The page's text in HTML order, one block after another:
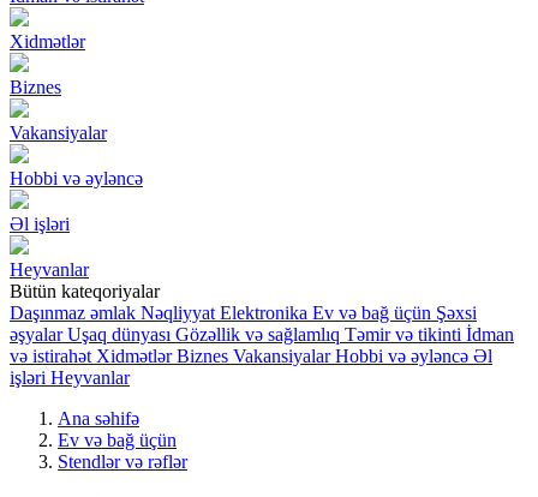
Xidmətlər
Biznes
Vakansiyalar
Hobbi və əyləncə
Əl işləri
Heyvanlar
Bütün kateqoriyalar
Daşınmaz əmlak Nəqliyyat Elektronika Ev və bağ üçün Şəxsi
əşyalar Uşaq dünyası Gözəllik və sağlamlıq Təmir və tikinti İdman
və istirahət Xidmətlər Biznes Vakansiyalar Hobbi və əyləncə Əl
işləri Heyvanlar
Ana səhifə
Ev və bağ üçün
Stendlər və rəflər